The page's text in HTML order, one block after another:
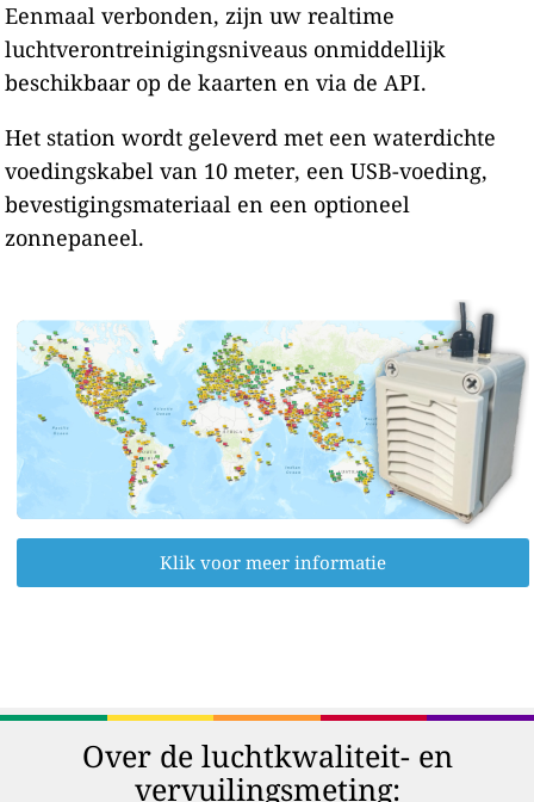
Eenmaal verbonden, zijn uw realtime
luchtverontreinigingsniveaus onmiddellijk
beschikbaar op de kaarten en via de API.
Het station wordt geleverd met een waterdichte
voedingskabel van 10 meter, een USB-voeding,
bevestigingsmateriaal en een optioneel
zonnepaneel.
Klik voor meer informatie
Over de luchtkwaliteit- en
vervuilingsmeting: